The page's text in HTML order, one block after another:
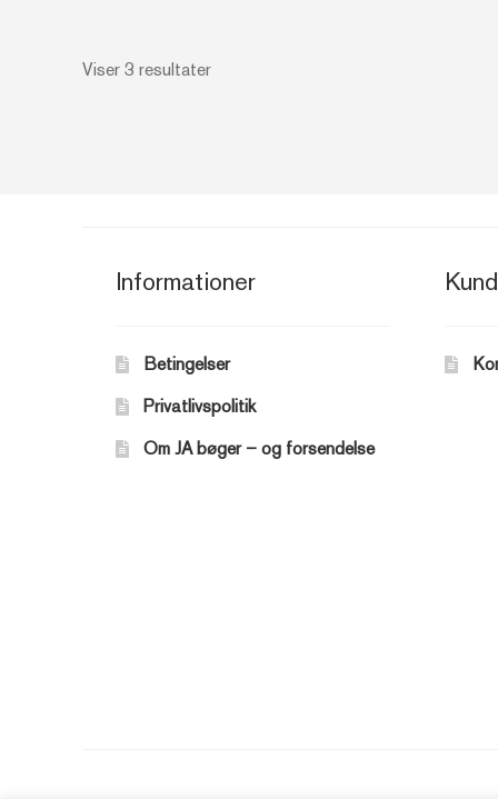
Viser 3 resultaterSorteret
Informationer
Betingelser
Privatlivspolitik
Om JA bøger – og forsendelse